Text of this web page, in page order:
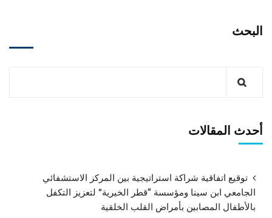
البحث
أحدث المقالات
توقيع اتفاقية شراكة استراتيجية بين المركز الاستشفائي
الجامعي ابن سينا ومؤسسة “قطر الخيرية” لتعزيز التكفل
بالأطفال المصابين بأمراض القلب الخلقية